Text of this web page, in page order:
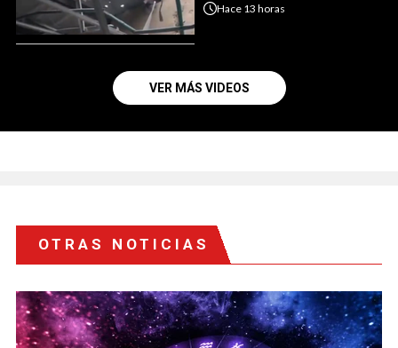
Hace 13 horas
VER MÁS VIDEOS
OTRAS NOTICIAS